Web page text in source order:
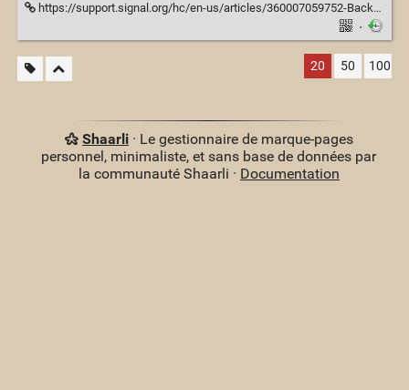
https://support.signal.org/hc/en-us/articles/360007059752-Backup-and-Restore-Messages#android_transfer
·
20 50 100
Shaarli· Le gestionnaire de marque-pages
personnel, minimaliste, et sans base de données par
la communauté Shaarli · Documentation